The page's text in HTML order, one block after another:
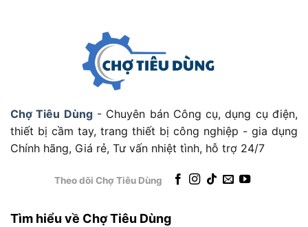
tin cậy trong môi trường sử dụng khắc nghiệt.
Máy Mài Góc Pin Makita DGA901Z Có
Thông Số Kỹ Thuật Như Thế Nào?
Makita DGA901Z có các thông số kỹ thuật chính
gồm điện áp 18Vx2 LXT, tốc độ không tải 8.500
vòng/phút, kích thước đá mài 230mm, đường kính
kích thước tổng thể 510 x 246 x 150mm. Các
hiệu suất tương đương dòng máy mài điện trực
Chợ Tiêu Dùng- Chuyên bán Công cụ, dụng cụ điện,
thiết bị cầm tay, trang thiết bị công nghiệp - gia dụng
Chính hãng, Giá rẻ, Tư vấn nhiệt tình, hỗ trợ 24/7
Theo dõi Chợ Tiêu Dùng
Tìm hiểu về Chợ Tiêu Dùng